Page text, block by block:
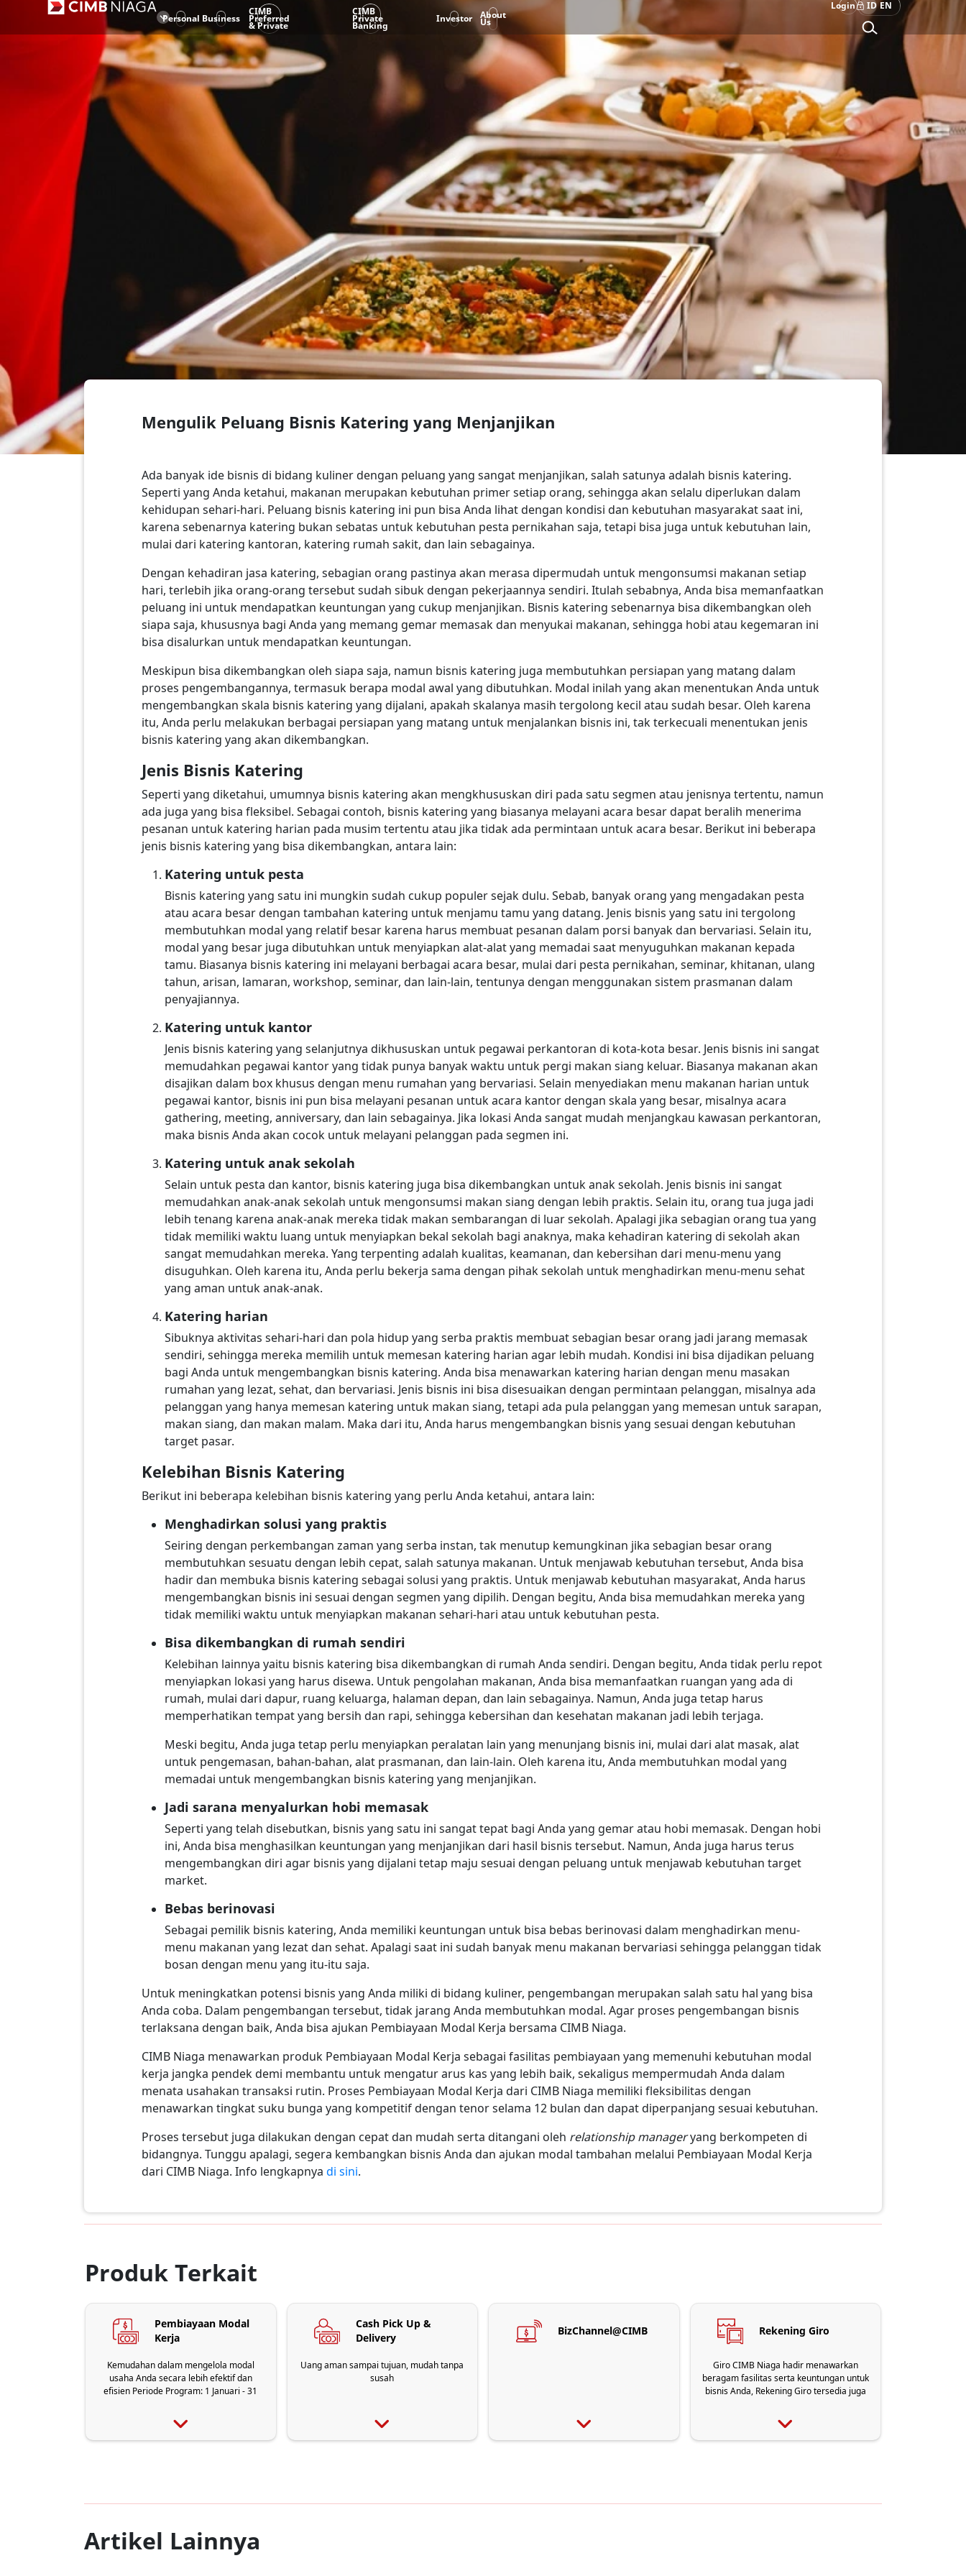
Personal Business
CIMB
Preferred
& Private
CIMB
Private
Banking
Investor About
Us
Login ID EN
Mengulik Peluang Bisnis Katering yang Menjanjikan
Ada banyak ide bisnis di bidang kuliner dengan peluang yang sangat menjanjikan, salah satunya adalah bisnis katering.
Seperti yang Anda ketahui, makanan merupakan kebutuhan primer setiap orang, sehingga akan selalu diperlukan dalam
kehidupan sehari-hari. Peluang bisnis katering ini pun bisa Anda lihat dengan kondisi dan kebutuhan masyarakat saat ini,
karena sebenarnya katering bukan sebatas untuk kebutuhan pesta pernikahan saja, tetapi bisa juga untuk kebutuhan lain,
mulai dari katering kantoran, katering rumah sakit, dan lain sebagainya.
Dengan kehadiran jasa katering, sebagian orang pastinya akan merasa dipermudah untuk mengonsumsi makanan setiap
hari, terlebih jika orang-orang tersebut sudah sibuk dengan pekerjaannya sendiri. Itulah sebabnya, Anda bisa memanfaatkan
peluang ini untuk mendapatkan keuntungan yang cukup menjanjikan. Bisnis katering sebenarnya bisa dikembangkan oleh
siapa saja, khususnya bagi Anda yang memang gemar memasak dan menyukai makanan, sehingga hobi atau kegemaran ini
bisa disalurkan untuk mendapatkan keuntungan.
Meskipun bisa dikembangkan oleh siapa saja, namun bisnis katering juga membutuhkan persiapan yang matang dalam
proses pengembangannya, termasuk berapa modal awal yang dibutuhkan. Modal inilah yang akan menentukan Anda untuk
mengembangkan skala bisnis katering yang dijalani, apakah skalanya masih tergolong kecil atau sudah besar. Oleh karena
itu, Anda perlu melakukan berbagai persiapan yang matang untuk menjalankan bisnis ini, tak terkecuali menentukan jenis
bisnis katering yang akan dikembangkan.
Jenis Bisnis Katering
Seperti yang diketahui, umumnya bisnis katering akan mengkhususkan diri pada satu segmen atau jenisnya tertentu, namun
ada juga yang bisa fleksibel. Sebagai contoh, bisnis katering yang biasanya melayani acara besar dapat beralih menerima
pesanan untuk katering harian pada musim tertentu atau jika tidak ada permintaan untuk acara besar. Berikut ini beberapa
jenis bisnis katering yang bisa dikembangkan, antara lain:
Katering untuk pesta
Bisnis katering yang satu ini mungkin sudah cukup populer sejak dulu. Sebab, banyak orang yang mengadakan pesta
atau acara besar dengan tambahan katering untuk menjamu tamu yang datang. Jenis bisnis yang satu ini tergolong
membutuhkan modal yang relatif besar karena harus membuat pesanan dalam porsi banyak dan bervariasi. Selain itu,
modal yang besar juga dibutuhkan untuk menyiapkan alat-alat yang memadai saat menyuguhkan makanan kepada
tamu. Biasanya bisnis katering ini melayani berbagai acara besar, mulai dari pesta pernikahan, seminar, khitanan, ulang
tahun, arisan, lamaran, workshop, seminar, dan lain-lain, tentunya dengan menggunakan sistem prasmanan dalam
penyajiannya.
Katering untuk kantor
Jenis bisnis katering yang selanjutnya dikhususkan untuk pegawai perkantoran di kota-kota besar. Jenis bisnis ini sangat
memudahkan pegawai kantor yang tidak punya banyak waktu untuk pergi makan siang keluar. Biasanya makanan akan
disajikan dalam box khusus dengan menu rumahan yang bervariasi. Selain menyediakan menu makanan harian untuk
pegawai kantor, bisnis ini pun bisa melayani pesanan untuk acara kantor dengan skala yang besar, misalnya acara
gathering, meeting, anniversary, dan lain sebagainya. Jika lokasi Anda sangat mudah menjangkau kawasan perkantoran,
maka bisnis Anda akan cocok untuk melayani pelanggan pada segmen ini.
Katering untuk anak sekolah
Selain untuk pesta dan kantor, bisnis katering juga bisa dikembangkan untuk anak sekolah. Jenis bisnis ini sangat
memudahkan anak-anak sekolah untuk mengonsumsi makan siang dengan lebih praktis. Selain itu, orang tua juga jadi
lebih tenang karena anak-anak mereka tidak makan sembarangan di luar sekolah. Apalagi jika sebagian orang tua yang
tidak memiliki waktu luang untuk menyiapkan bekal sekolah bagi anaknya, maka kehadiran katering di sekolah akan
sangat memudahkan mereka. Yang terpenting adalah kualitas, keamanan, dan kebersihan dari menu-menu yang
disuguhkan. Oleh karena itu, Anda perlu bekerja sama dengan pihak sekolah untuk menghadirkan menu-menu sehat
yang aman untuk anak-anak.
Katering harian
Sibuknya aktivitas sehari-hari dan pola hidup yang serba praktis membuat sebagian besar orang jadi jarang memasak
sendiri, sehingga mereka memilih untuk memesan katering harian agar lebih mudah. Kondisi ini bisa dijadikan peluang
bagi Anda untuk mengembangkan bisnis katering. Anda bisa menawarkan katering harian dengan menu masakan
rumahan yang lezat, sehat, dan bervariasi. Jenis bisnis ini bisa disesuaikan dengan permintaan pelanggan, misalnya ada
pelanggan yang hanya memesan katering untuk makan siang, tetapi ada pula pelanggan yang memesan untuk sarapan,
makan siang, dan makan malam. Maka dari itu, Anda harus mengembangkan bisnis yang sesuai dengan kebutuhan
target pasar.
Kelebihan Bisnis Katering
Berikut ini beberapa kelebihan bisnis katering yang perlu Anda ketahui, antara lain:
Menghadirkan solusi yang praktis
Seiring dengan perkembangan zaman yang serba instan, tak menutup kemungkinan jika sebagian besar orang
membutuhkan sesuatu dengan lebih cepat, salah satunya makanan. Untuk menjawab kebutuhan tersebut, Anda bisa
hadir dan membuka bisnis katering sebagai solusi yang praktis. Untuk menjawab kebutuhan masyarakat, Anda harus
mengembangkan bisnis ini sesuai dengan segmen yang dipilih. Dengan begitu, Anda bisa memudahkan mereka yang
tidak memiliki waktu untuk menyiapkan makanan sehari-hari atau untuk kebutuhan pesta.
Bisa dikembangkan di rumah sendiri
Kelebihan lainnya yaitu bisnis katering bisa dikembangkan di rumah Anda sendiri. Dengan begitu, Anda tidak perlu repot
menyiapkan lokasi yang harus disewa. Untuk pengolahan makanan, Anda bisa memanfaatkan ruangan yang ada di
rumah, mulai dari dapur, ruang keluarga, halaman depan, dan lain sebagainya. Namun, Anda juga tetap harus
memperhatikan tempat yang bersih dan rapi, sehingga kebersihan dan kesehatan makanan jadi lebih terjaga.
Meski begitu, Anda juga tetap perlu menyiapkan peralatan lain yang menunjang bisnis ini, mulai dari alat masak, alat
untuk pengemasan, bahan-bahan, alat prasmanan, dan lain-lain. Oleh karena itu, Anda membutuhkan modal yang
memadai untuk mengembangkan bisnis katering yang menjanjikan.
Jadi sarana menyalurkan hobi memasak
Seperti yang telah disebutkan, bisnis yang satu ini sangat tepat bagi Anda yang gemar atau hobi memasak. Dengan hobi
ini, Anda bisa menghasilkan keuntungan yang menjanjikan dari hasil bisnis tersebut. Namun, Anda juga harus terus
mengembangkan diri agar bisnis yang dijalani tetap maju sesuai dengan peluang untuk menjawab kebutuhan target
market.
Bebas berinovasi
Sebagai pemilik bisnis katering, Anda memiliki keuntungan untuk bisa bebas berinovasi dalam menghadirkan menu-
menu makanan yang lezat dan sehat. Apalagi saat ini sudah banyak menu makanan bervariasi sehingga pelanggan tidak
bosan dengan menu yang itu-itu saja.
Untuk meningkatkan potensi bisnis yang Anda miliki di bidang kuliner, pengembangan merupakan salah satu hal yang bisa
Anda coba. Dalam pengembangan tersebut, tidak jarang Anda membutuhkan modal. Agar proses pengembangan bisnis
terlaksana dengan baik, Anda bisa ajukan Pembiayaan Modal Kerja bersama CIMB Niaga.
CIMB Niaga menawarkan produk Pembiayaan Modal Kerja sebagai fasilitas pembiayaan yang memenuhi kebutuhan modal
kerja jangka pendek demi membantu untuk mengatur arus kas yang lebih baik, sekaligus mempermudah Anda dalam
menata usahakan transaksi rutin. Proses Pembiayaan Modal Kerja dari CIMB Niaga memiliki fleksibilitas dengan
menawarkan tingkat suku bunga yang kompetitif dengan tenor selama 12 bulan dan dapat diperpanjang sesuai kebutuhan.
Proses tersebut juga dilakukan dengan cepat dan mudah serta ditangani oleh relationship manageryang berkompeten di
bidangnya. Tunggu apalagi, segera kembangkan bisnis Anda dan ajukan modal tambahan melalui Pembiayaan Modal Kerja
dari CIMB Niaga. Info lengkapnya di sini.
Produk Terkait
Pembiayaan Modal
Kerja
Kemudahan dalam mengelola modal
usaha Anda secara lebih efektif dan
efisien Periode Program: 1 Januari - 31
Cash Pick Up &
Delivery
Uang aman sampai tujuan, mudah tanpa
susah
BizChannel@CIMB Rekening Giro
Giro CIMB Niaga hadir menawarkan
beragam fasilitas serta keuntungan untuk
bisnis Anda, Rekening Giro tersedia juga
Artikel Lainnya